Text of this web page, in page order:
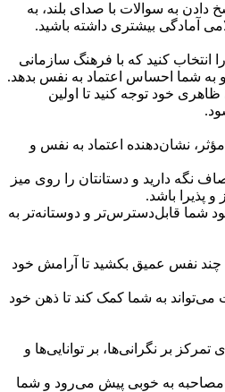
دادن به سوالات با صدای بلند، به
آمادگی بیشتری داشته باشید.
انتخاب کنید که با فرهنگ سازمانی
به شما احساس اعتماد به نفس بدهد.
خود توجه کنید تا اولین
نشان‌دهنده اعتماد به نفس و
نگه دارید و دستانتان را روی میز
و پذیرا باشد.
شما قابل‌دسترس‌تر و دوستانه‌تر به
نفس عمیق بکشید تا آرامش خود
به شما کمک کند تا ذهن خود
بر نگرانی‌ها، بر توانایی‌ها و
به خوبی پیش می‌رود و شما